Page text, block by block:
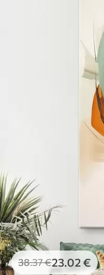
38.37€23.02 €